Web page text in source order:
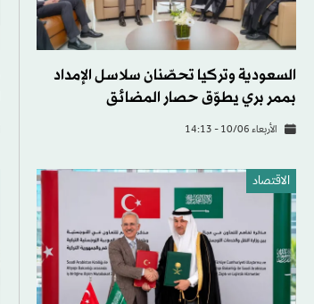
السعودية وتركيا تحصّنان سلاسل الإمداد
بممر بري يطوّق حصار المضائق
الأربعاء 10/06 - 14:13
الاقتصاد